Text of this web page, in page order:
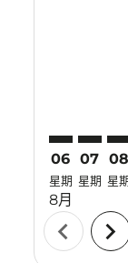
06
星期
8月
07
星期
08
星
chevron_left chevron_right